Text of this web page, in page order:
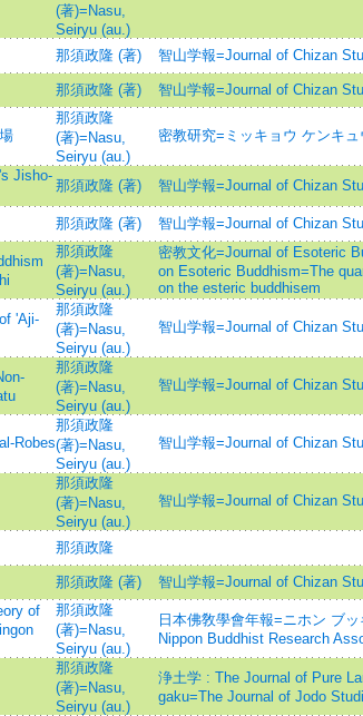
(著)=Nasu,
Seiryu (au.)
那須政隆 (著) 智山学報=Journal of Chizan
那須政隆 (著) 智山学報=Journal of Chizan
那須政隆
(著)=Nasu,
Seiryu (au.)
密教研究=ミッキョウ ケンキ
Jisho-
那須政隆 (著) 智山学報=Journal of Chizan
那須政隆 (著) 智山学報=Journal of Chizan
那須政隆
(著)=Nasu,
Seiryu (au.)
密教文化=Journal of Esoteric
on Esoteric Buddhism=The
on the esteric buddhisem
'Aji-
那須政隆
(著)=Nasu,
Seiryu (au.)
智山学報=Journal of Chizan
那須政隆
(著)=Nasu,
Seiryu (au.)
智山学報=Journal of Chizan
Robes
那須政隆
(著)=Nasu,
Seiryu (au.)
智山学報=Journal of Chizan
那須政隆
(著)=Nasu,
Seiryu (au.)
智山学報=Journal of Chizan
那須政隆
那須政隆 (著) 智山学報=Journal of Chizan
of
那須政隆
(著)=Nasu,
Seiryu (au.)
日本佛敎學會年報=ニホン ブ
Nippon Buddhist Research
那須政隆
(著)=Nasu,
Seiryu (au.)
浄土学 : The Journal of Pure
gaku=The Journal of Jodo